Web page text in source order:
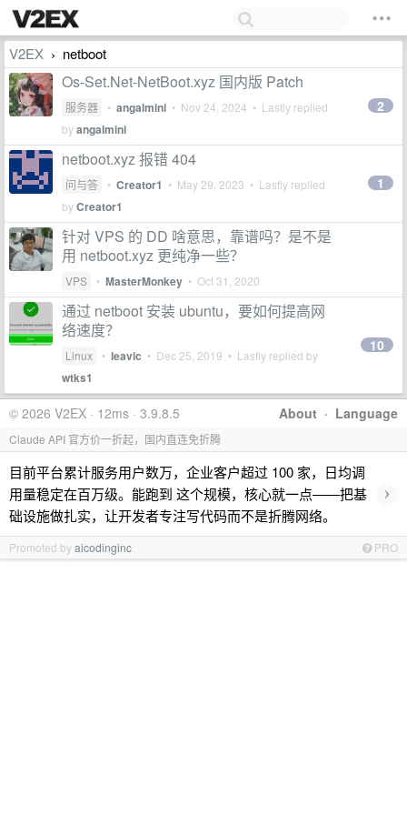
V2EX › netboot
Os-Set.Net-NetBoot.xyz 国内版 Patch
服务器 • angalmini • Nov 24, 2024 • Lastly replied
byangalmini
2
netboot.xyz 报错 404
问与答 • Creator1 • May 29, 2023 • Lastly replied
byCreator1
1
针对 VPS 的 DD 啥意思，靠谱吗？是不是
用 netboot.xyz 更纯净一些？
VPS • MasterMonkey • Oct 31, 2020
通过 netboot 安装 ubuntu，要如何提高网
络速度？
Linux • leavic • Dec 25, 2019 • Lastly replied by
wtks1
10
About · Language
© 2026 V2EX · 12ms · 3.9.8.5
Claude API 官方价一折起，国内直连免折腾
目前平台累计服务用户数万，企业客户超过 100 家，日均调
用量稳定在百万级。能跑到 这个规模，核心就一点——把基
础设施做扎实，让开发者专注写代码而不是折腾网络。
›
Promoted byaicodinginc PRO